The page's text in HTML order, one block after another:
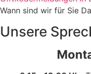
Wann sind wir für Sie Da
Unsere